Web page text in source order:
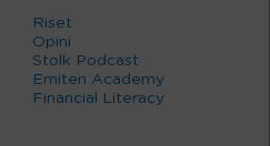
Riset
Opini
Stolk Podcast
Emiten Academy
Financial Literacy